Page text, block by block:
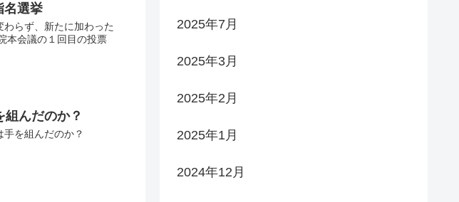
名選挙
らず、新たに加わった
本会議の１回目の投票
んだのか？
を組んだのか？
2025年7月
2025年3月
2025年2月
2025年1月
2024年12月